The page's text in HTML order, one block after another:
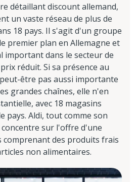
détaillant discount allemand,
un vaste réseau de plus de
18 pays. Il s'agit d'un groupe
premier plan en Allemagne et
important dans le secteur de
réduit. Si sa présence au
être pas aussi importante
grandes chaînes, elle n'en
avec 18 magasins
pays. Aldi, tout comme son
sur l'offre d'une
comprenant des produits frais
non alimentaires.